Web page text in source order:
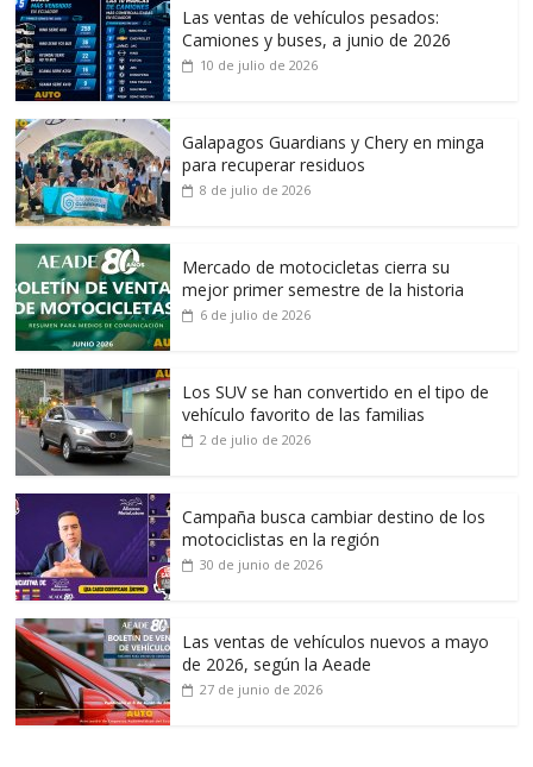
Las ventas de vehículos pesados:
Camiones y buses, a junio de 2026
10 de julio de 2026
Galapagos Guardians y Chery en minga
para recuperar residuos
8 de julio de 2026
Mercado de motocicletas cierra su
mejor primer semestre de la historia
6 de julio de 2026
Los SUV se han convertido en el tipo de
vehículo favorito de las familias
2 de julio de 2026
Campaña busca cambiar destino de los
motociclistas en la región
30 de junio de 2026
Las ventas de vehículos nuevos a mayo
de 2026, según la Aeade
27 de junio de 2026